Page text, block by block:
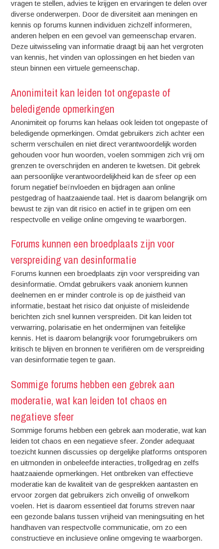
vragen te stellen, advies te krijgen en ervaringen te delen over
diverse onderwerpen. Door de diversiteit aan meningen en
kennis op forums kunnen individuen zichzelf informeren,
anderen helpen en een gevoel van gemeenschap ervaren.
Deze uitwisseling van informatie draagt bij aan het vergroten
van kennis, het vinden van oplossingen en het bieden van
steun binnen een virtuele gemeenschap.
Anonimiteit kan leiden tot ongepaste of
beledigende opmerkingen
Anonimiteit op forums kan helaas ook leiden tot ongepaste of
beledigende opmerkingen. Omdat gebruikers zich achter een
scherm verschuilen en niet direct verantwoordelijk worden
gehouden voor hun woorden, voelen sommigen zich vrij om
grenzen te overschrijden en anderen te kwetsen. Dit gebrek
aan persoonlijke verantwoordelijkheid kan de sfeer op een
forum negatief beïnvloeden en bijdragen aan online
pestgedrag of haatzaaiende taal. Het is daarom belangrijk om
bewust te zijn van dit risico en actief in te grijpen om een
respectvolle en veilige online omgeving te waarborgen.
Forums kunnen een broedplaats zijn voor
verspreiding van desinformatie
Forums kunnen een broedplaats zijn voor verspreiding van
desinformatie. Omdat gebruikers vaak anoniem kunnen
deelnemen en er minder controle is op de juistheid van
informatie, bestaat het risico dat onjuiste of misleidende
berichten zich snel kunnen verspreiden. Dit kan leiden tot
verwarring, polarisatie en het ondermijnen van feitelijke
kennis. Het is daarom belangrijk voor forumgebruikers om
kritisch te blijven en bronnen te verifiëren om de verspreiding
van desinformatie tegen te gaan.
Sommige forums hebben een gebrek aan
moderatie, wat kan leiden tot chaos en
negatieve sfeer
Sommige forums hebben een gebrek aan moderatie, wat kan
leiden tot chaos en een negatieve sfeer. Zonder adequaat
toezicht kunnen discussies op dergelijke platforms ontsporen
en uitmonden in onbeleefde interacties, trollgedrag en zelfs
haatzaaiende opmerkingen. Het ontbreken van effectieve
moderatie kan de kwaliteit van de gesprekken aantasten en
ervoor zorgen dat gebruikers zich onveilig of onwelkom
voelen. Het is daarom essentieel dat forums streven naar
een gezonde balans tussen vrijheid van meningsuiting en het
handhaven van respectvolle communicatie, om zo een
constructieve en inclusieve online omgeving te waarborgen.